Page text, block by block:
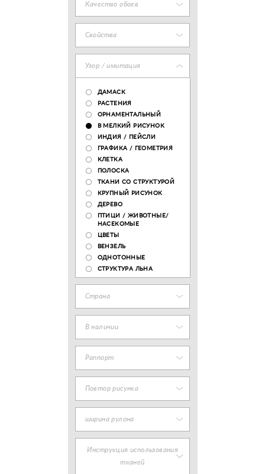
Качество обоев
Свойства
Узор / имитация
ДАМАСК
РАСТЕНИЯ
ОРНАМЕНТАЛЬНЫЙ
В МЕЛКИЙ РИСУНОК
ИНДИЯ / ПЕЙСЛИ
ГРАФИКА / ГЕОМЕТРИЯ
КЛЕТКА
ПОЛОСКА
ТКАНИ СО СТРУКТУРОЙ
КРУПНЫЙ РИСУНОК
ДЕРЕВО
ПТИЦИ / ЖИВОТНЫЕ/
НАСЕКОМЫЕ
ЦВЕТЫ
ВЕНЗЕЛЬ
ОДНОТОННЫЕ
СТРУКТУРА ЛЬНА
Страна
В наличии
Раппорт
Повтор рисунка
ширина рулона
Инструкция использования
тканей